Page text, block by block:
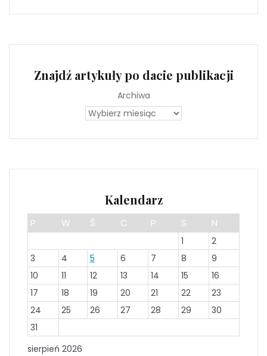
Znajdź artykuły po dacie publikacji
Archiwa
Kalendarz
sierpień 2026
P W Ś C P S N
1
2
3
4 5 6 7 8
9
10
11 12 13 14 15
16
17
18 19 20 21 22
23
24
25 26 27 28 29
30
31